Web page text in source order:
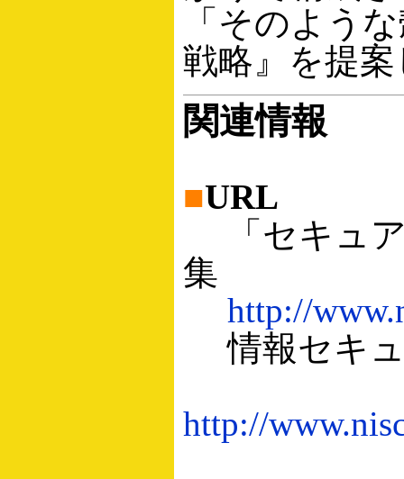
「そのよう
戦略』を提
関連情報
■URL
「セキュア
集
http://
情報セキ
http://